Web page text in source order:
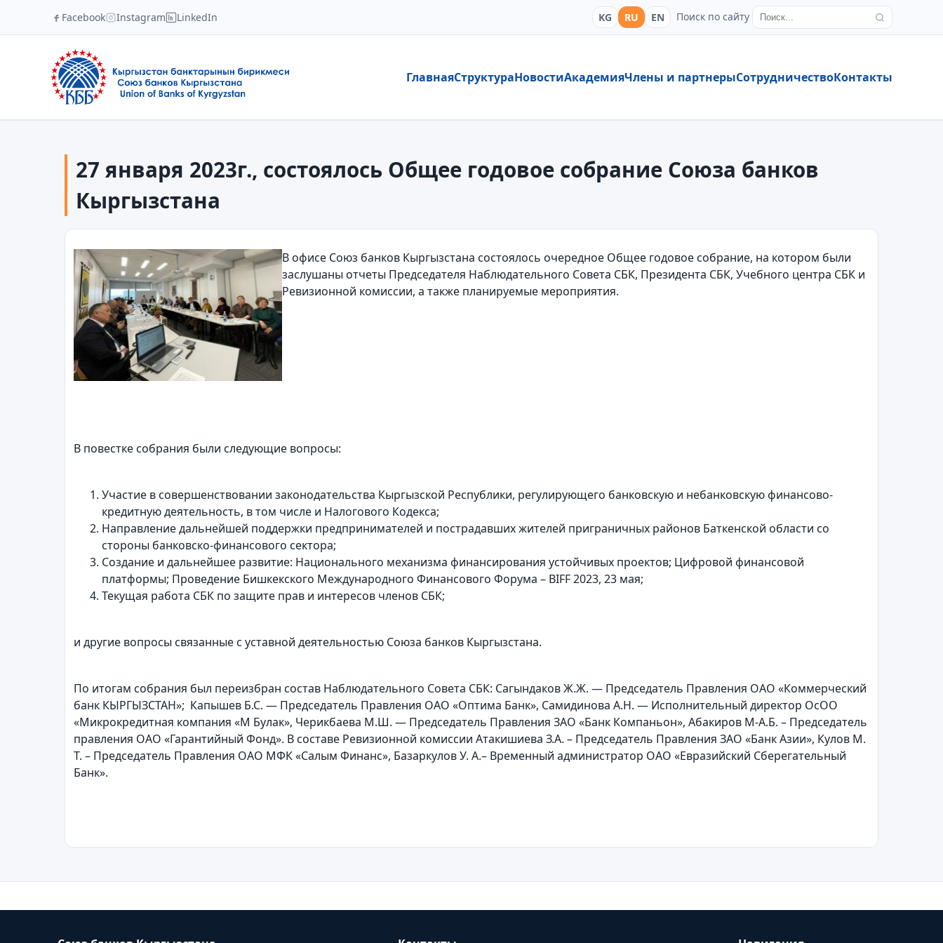
Facebook Instagram LinkedIn KG RU EN Поиск по сайту
ГлавнаяСтруктураНовостиАкадемияЧлены и партнерыСотрудничествоКонтакты
27 января 2023г., состоялось Общее годовое собрание Союза банков
Кыргызстана
В офисе Союз банков Кыргызстана состоялось очередное Общее годовое собрание, на котором были
заслушаны отчеты Председателя Наблюдательного Совета СБК, Президента СБК, Учебного центра СБК и
Ревизионной комиссии, а также планируемые мероприятия.
В повестке собрания были следующие вопросы:
Участие в совершенствовании законодательства Кыргызской Республики, регулирующего банковскую и небанковскую финансово-
кредитную деятельность, в том числе и Налогового Кодекса;
Направление дальнейшей поддержки предпринимателей и пострадавших жителей приграничных районов Баткенской области со
стороны банковско-финансового сектора;
Создание и дальнейшее развитие: Национального механизма финансирования устойчивых проектов; Цифровой финансовой
платформы; Проведение Бишкекского Международного Финансового Форума – BIFF 2023, 23 мая;
Текущая работа СБК по защите прав и интересов членов СБК;
и другие вопросы связанные с уставной деятельностью Союза банков Кыргызстана.
По итогам собрания был переизбран состав Наблюдательного Совета СБК: Сагындаков Ж.Ж. — Председатель Правления ОАО «Коммерческий
банк КЫРГЫЗСТАН»; Капышев Б.С. — Председатель Правления ОАО «Оптима Банк», Самидинова А.Н. — Исполнительный директор ОсОО
«Микрокредитная компания «М Булак», Черикбаева М.Ш. — Председатель Правления ЗАО «Банк Компаньон», Абакиров М-А.Б. – Председатель
правления ОАО «Гарантийный Фонд». В составе Ревизионной комиссии Атакишиева З.А. – Председатель Правления ЗАО «Банк Азии», Кулов М.
Т. – Председатель Правления ОАО МФК «Салым Финанс», Базаркулов У. А.– Временный администратор ОАО «Евразийский Сберегательный
Банк».